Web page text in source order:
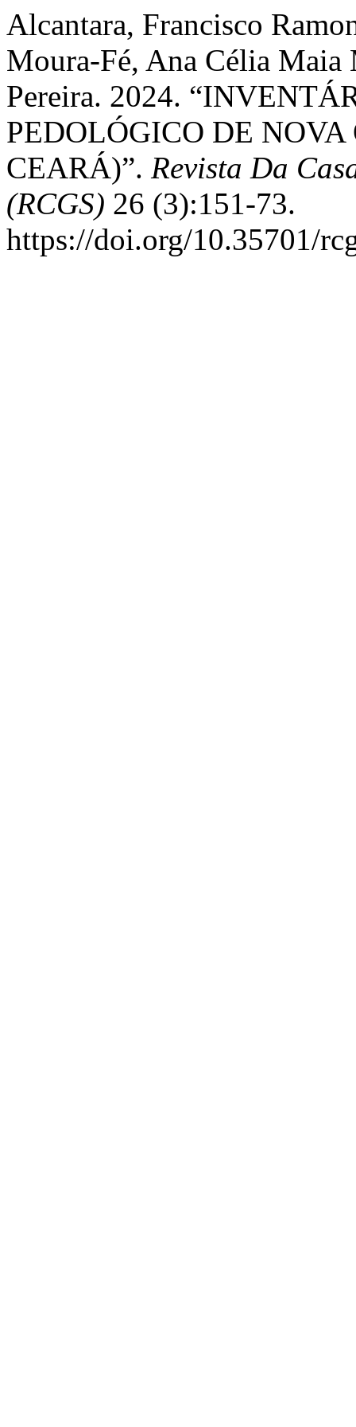
Alcantara, Francisco
Moura-Fé, Ana Célia Maia
Pereira. 2024.
PEDOLÓGICO DE
CEARÁ)”. Revista Da
(RCGS) 26 (3):151-73.
https://doi.org/10.35701/